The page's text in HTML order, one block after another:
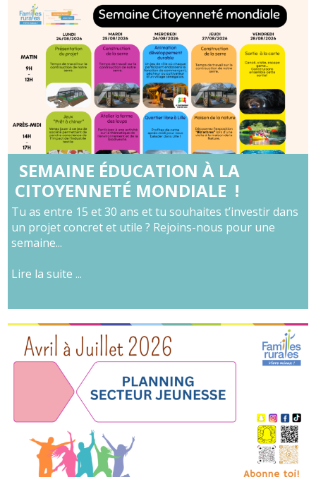
SEMAINE ÉDUCATION À LA
CITOYENNETÉ MONDIALE !
Tu as entre 15 et 30 ans et tu souhaites t’investir dans
un projet concret et utile ? Rejoins-nous pour une
semaine...
Lire la suite ...